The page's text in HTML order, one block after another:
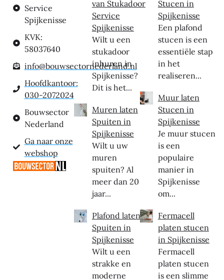
Service
Spijkenisse
KVK:
58037640
info@bouwsectornederland.nl
Hoofdkantoor:
030-2072024
Bouwsector
Nederland
Ga naar onze
webshop
van Stukadoor
Service
Spijkenisse
Wilt u een
stukadoor
inhuren in
Spijkenisse?
Dit is het...
Muren laten
Spuiten in
Spijkenisse
Wilt u uw
muren
spuiten? Al
meer dan 20
jaar...
Plafond laten
Spuiten in
Spijkenisse
Wilt u een
strakke en
moderne
Stucen in
Spijkenisse
Een plafond
stucen is een
essentiële stap
in het
realiseren...
Muur laten
Stucen in
Spijkenisse
Je muur stucen
is een
populaire
manier in
Spijkenisse
om...
Fermacell
platen stucen
in Spijkenisse
Fermacell
platen stucen
is een slimme